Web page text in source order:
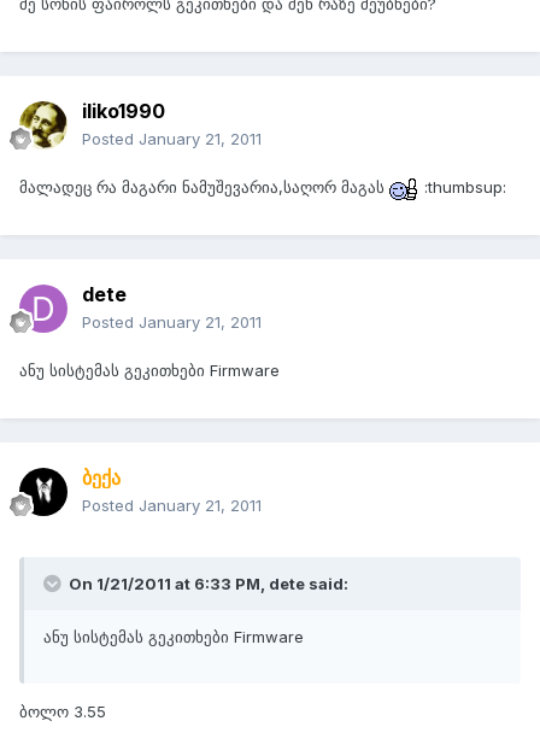
მე სონის ფაიროლს გეკითხები და შენ რაზე მეუბნები?
iliko1990
Posted January 21, 2011
მალადეც რა მაგარი ნამუშევარია,საღორ მაგას :thumbsup:
dete
Posted January 21, 2011
ანუ სისტემას გეკითხები Firmware
ბექა
Posted January 21, 2011
On 1/21/2011 at 6:33 PM, dete said:
ანუ სისტემას გეკითხები Firmware
ბოლო 3.55